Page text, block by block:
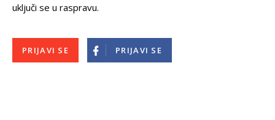
uključi se u raspravu.
PRIJAVI SE PRIJAVI SE